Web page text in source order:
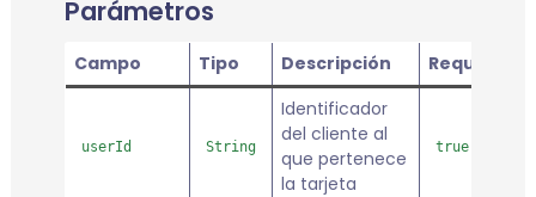
Parámetros
Campo Tipo Descripción Requerido
userId String
Identificador
del cliente al
que pertenece
la tarjeta
true